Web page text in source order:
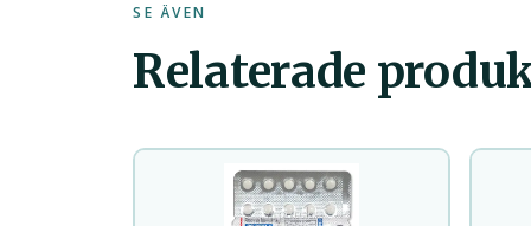
SE ÄVEN
Relaterade